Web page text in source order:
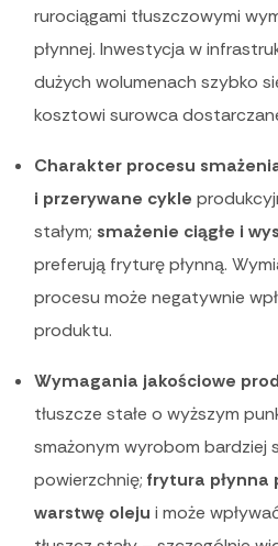
rurociągami tłuszczowymi
płynnej. Inwestycja w
dużych wolumenach szybko
kosztowi surowca
Charakter procesu
i przerywane cykle
stałym; smażenie ciągłe i
preferują fryturę płynną.
procesu może negatywnie
produktu.
Wymagania jakościowe
tłuszcze stałe o wyższym
smażonym wyrobom bardziej
powierzchnię; frytura płynna
warstwę oleju i może